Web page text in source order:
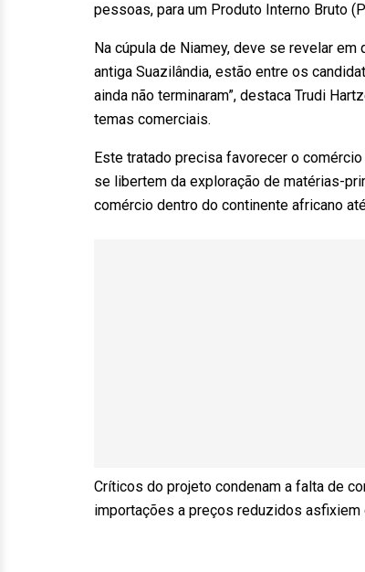
pessoas, para um Produto Interno Bruto
Na cúpula de Niamey, deve se revelar
antiga Suazilândia, estão entre os
ainda não terminaram”, destaca Trudi
temas comerciais.
Este tratado precisa favorecer o
se libertem da exploração de matérias-
comércio dentro do continente africano
Críticos do projeto condenam a falta de
importações a preços reduzidos